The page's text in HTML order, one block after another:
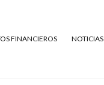
FINANCIEROS NOTICIAS